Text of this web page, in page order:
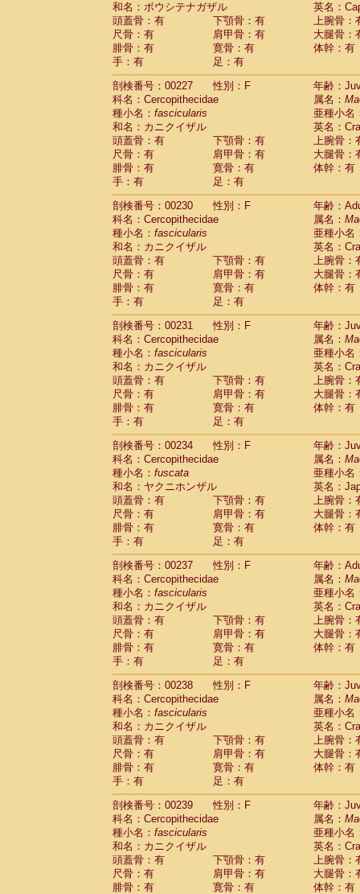
和名：ボウシテナガザル
英名：
頭蓋骨：有
下顎骨：有
上腕骨：
尺骨：有
肩甲骨：有
大腿骨：
腓骨：有
寛骨：有
体幹：有
手：有
足：有
剖検番号：00227
性別：F
年齢：
科名：Cercopithecidae
属名：
種小名： fascicularis
亜種小名
和名：カニクイザル
英名：
頭蓋骨：有
下顎骨：有
上腕骨：
尺骨：有
肩甲骨：有
大腿骨：
腓骨：有
寛骨：有
体幹：有
手：有
足：有
剖検番号：00230
性別：F
年齢：
科名：Cercopithecidae
属名：
種小名： fascicularis
亜種小名
和名：カニクイザル
英名：
頭蓋骨：有
下顎骨：有
上腕骨：
尺骨：有
肩甲骨：有
大腿骨：
腓骨：有
寛骨：有
体幹：有
手：有
足：有
剖検番号：00231
性別：F
年齢：
科名：Cercopithecidae
属名：
種小名： fascicularis
亜種小名
和名：カニクイザル
英名：
頭蓋骨：有
下顎骨：有
上腕骨：
尺骨：有
肩甲骨：有
大腿骨：
腓骨：有
寛骨：有
体幹：有
手：有
足：有
剖検番号：00234
性別：F
年齢：
科名：Cercopithecidae
属名：
種小名： fuscata
亜種小名
和名：ヤクニホンザル
英名：
頭蓋骨：有
下顎骨：有
上腕骨：
尺骨：有
肩甲骨：有
大腿骨：
腓骨：有
寛骨：有
体幹：有
手：有
足：有
剖検番号：00237
性別：F
年齢：
科名：Cercopithecidae
属名：
種小名： fascicularis
亜種小名
和名：カニクイザル
英名：
頭蓋骨：有
下顎骨：有
上腕骨：
尺骨：有
肩甲骨：有
大腿骨：
腓骨：有
寛骨：有
体幹：有
手：有
足：有
剖検番号：00238
性別：F
年齢：
科名：Cercopithecidae
属名：
種小名： fascicularis
亜種小名
和名：カニクイザル
英名：
頭蓋骨：有
下顎骨：有
上腕骨：
尺骨：有
肩甲骨：有
大腿骨：
腓骨：有
寛骨：有
体幹：有
手：有
足：有
剖検番号：00239
性別：F
年齢：
科名：Cercopithecidae
属名：
種小名： fascicularis
亜種小名
和名：カニクイザル
英名：
頭蓋骨：有
下顎骨：有
上腕骨：
尺骨：有
肩甲骨：有
大腿骨：
腓骨：有
寛骨：有
体幹：有